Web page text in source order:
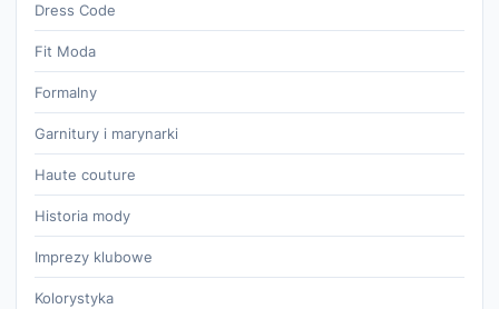
Dress Code
Fit Moda
Formalny
Garnitury i marynarki
Haute couture
Historia mody
Imprezy klubowe
Kolorystyka